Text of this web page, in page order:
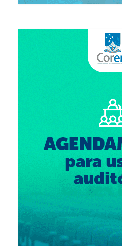
Para Você
Clube de Vantagens
Valores dos serviços
Contatos
Fale Conosco